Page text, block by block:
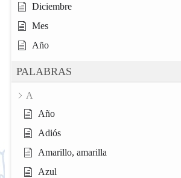
Diciembre
Mes
Año
PALABRAS
A
Año
Adiós
Amarillo, amarilla
Azul